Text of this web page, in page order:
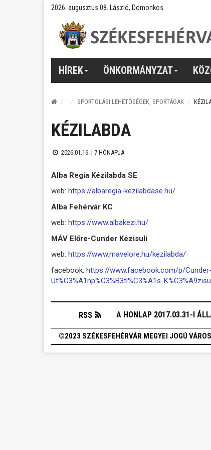
2026. augusztus 08. László, Domonkos
HÍREK ÖNKORMÁNYZAT
SPORTOLÁSI LEHETŐSÉGEK, SPORTÁGAK
KÉZILABDA
2026.01.16. | 7 HÓNAPJA
Alba Regia Kézilabda SE
web: https://albaregia-kezilabdase.hu/
Alba Fehérvár KC
web: https://www.albakezi.hu/
MÁV Előre-Cunder Kézisuli
web: https://www.mavelore.hu/kezilabda/
facebook: https://www.facebook.com/p/
Ut%C3%A1np%C3%B3tl%C3%A1s-
RSS A HONLAP 2017.03.31-I
©2023 SZÉKESFEHÉRVÁR MEGYEI JOGÚ VÁROS